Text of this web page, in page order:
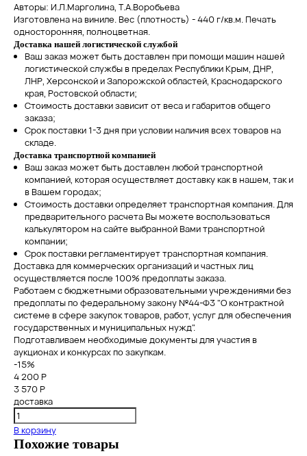
Авторы: И.Л.Марголина, Т.А.Воробьева
Изготовлена на виниле. Вес (плотность) - 440 г/кв.м. Печать
односторонняя, полноцветная.
Доставка нашей логистической службой
Ваш заказ может быть доставлен при помощи машин нашей
логистической службы в пределах Республики Крым, ДНР,
ЛНР, Херсонской и Запорожской областей, Краснодарского
края, Ростовской области;
Стоимость доставки зависит от веса и габаритов общего
заказа;
Срок поставки 1-3 дня при условии наличия всех товаров на
складе.
Доставка транспортной компанией
Ваш заказ может быть доставлен любой транспортной
компанией, которая осуществляет доставку как в нашем, так и
в Вашем городах;
Стоимость доставки определяет транспортная компания. Для
предварительного расчета Вы можете воспользоваться
калькулятором на сайте выбранной Вами транспортной
компании;
Срок поставки регламентирует транспортная компания.
Доставка для коммерческих организаций и частных лиц
осуществляется после 100% предоплаты заказа.
Работаем с бюджетными образовательными учреждениями без
предоплаты по федеральному закону №44-Ф3 "О контрактной
системе в сфере закупок товаров, работ, услуг для обеспечения
государственных и муниципальных нужд".
Подготавливаем необходимые документы для участия в
аукционах и конкурсах по закупкам.
-15%
4 200 Р
3 570 Р
доставка
В корзину
Похожие товары